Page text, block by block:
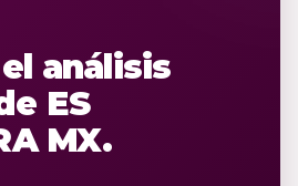
análisis
ES
MX.